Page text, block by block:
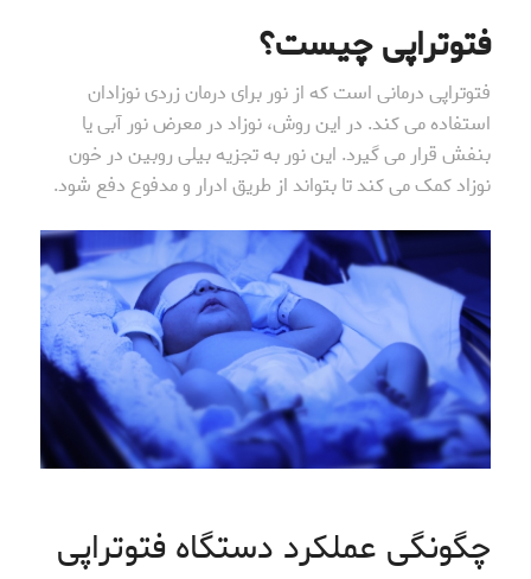
فتوتراپی چیست؟
فتوتراپی درمانی است که از نور برای درمان زردی نوزادان
استفاده می کند. در این روش، نوزاد در معرض نور آبی یا
بنفش قرار می گیرد. این نور به تجزیه بیلی روبین در خون
نوزاد کمک می کند تا بتواند از طریق ادرار و مدفوع دفع شود.
چگونگی عملکرد دستگاه فتوتراپی